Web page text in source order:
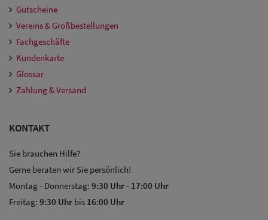
Gutscheine
Vereins & Großbestellungen
Fachgeschäfte
Kundenkarte
Glossar
Zahlung & Versand
KONTAKT
Sie brauchen Hilfe?
Gerne beraten wir Sie persönlich!
Montag - Donnerstag: 9:30 Uhr- 17:00 Uhr
Freitag: 9:30 Uhr bis 16:00 Uhr